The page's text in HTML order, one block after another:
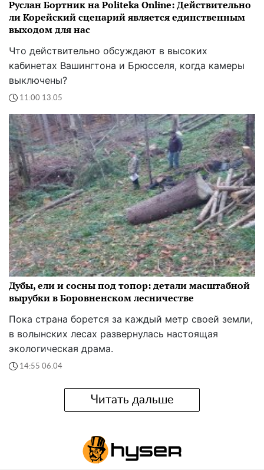
Руслан Бортник на Politeka Online: Действительно
ли Корейский сценарий является единственным
выходом для нас
Что действительно обсуждают в высоких
кабинетах Вашингтона и Брюсселя, когда камеры
выключены?
11:00 13.05
Дубы, ели и сосны под топор: детали масштабной
вырубки в Боровненском лесничестве
Пока страна борется за каждый метр своей земли,
в волынских лесах развернулась настоящая
экологическая драма.
14:55 06.04
Читать дальше